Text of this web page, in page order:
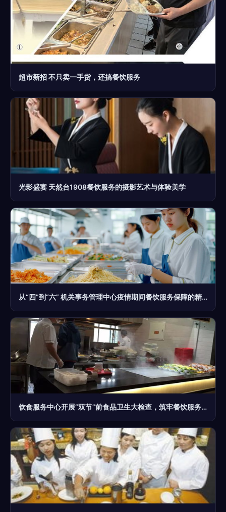
超市新招 不只卖一手货，还搞餐饮服务
光影盛宴 天然台1908餐饮服务的摄影艺术与体验美学
从“四”到“六” 机关事务管理中心疫情期间餐饮服务保障的精细化升级
饮食服务中心开展“双节”前食品卫生大检查，筑牢餐饮服务安全防线